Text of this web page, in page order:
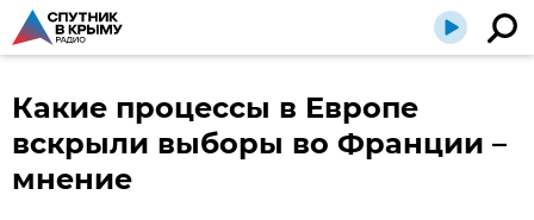
Какие процессы в Европе
вскрыли выборы во Франции –
мнение